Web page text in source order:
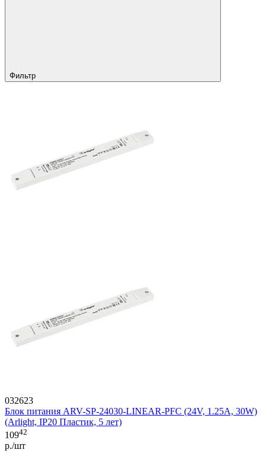
Фильтр
032623
Блок питания ARV-SP-24030-LINEAR-PFC (24V, 1.25A, 30W)
(Arlight, IP20 Пластик, 5 лет)
10942
р./шт